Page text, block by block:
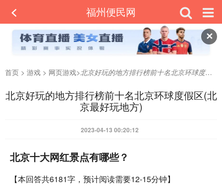
✕
福州便民网
首页 > 游戏 > 网页游戏>北京好玩的地方排行榜前十名北京环球度假区(北京最好玩地方)
北京好玩的地方排行榜前十名北京环球度假区(北
京最好玩地方)
2023-04-13 00:20:12
北京十大网红景点有哪些？
【本回答共6181字，预计阅读需要12-15分钟】